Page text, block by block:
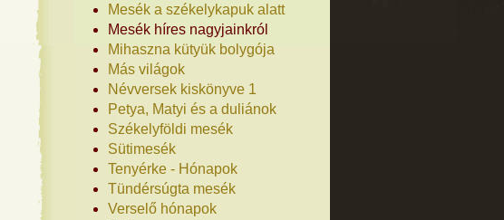
Mesék a székelykapuk alatt
Mesék híres nagyjainkról
Mihaszna kütyük bolygója
Más világok
Névversek kiskönyve 1
Petya, Matyi és a duliánok
Székelyföldi mesék
Sütimesék
Tenyérke - Hónapok
Tündérsúgta mesék
Verselő hónapok